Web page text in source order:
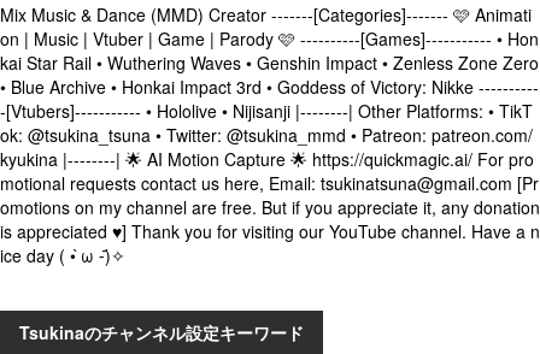
Mix Music & Dance (MMD) Creator -------[Categories]------- 🩷 Animati
on | Music | Vtuber | Game | Parody 🩷 ----------[Games]----------- • Hon
kai Star Rail • Wuthering Waves • Genshin Impact • Zenless Zone Zero
• Blue Archive • Honkai Impact 3rd • Goddess of Victory: Nikke ----------
-[Vtubers]----------- • Hololive • Nijisanji |--------| Other Platforms: • TikT
ok: @tsukina_tsuna • Twitter: @tsukina_mmd • Patreon: patreon.com/
kyukina |--------| 🌟 AI Motion Capture 🌟 https://quickmagic.ai/ For pro
motional requests contact us here, Email: tsukinatsuna@gmail.com [Pr
omotions on my channel are free. But if you appreciate it, any donation
is appreciated ♥️] Thank you for visiting our YouTube channel. Have a n
ice day ( • ̀ω ⁃᷄)✧‮
Tsukinaのチャンネル設定キーワード